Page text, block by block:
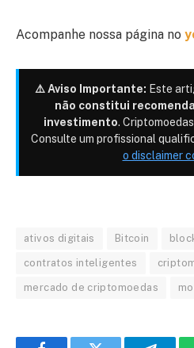
Acompanhe nossa página no
⚠️ Aviso Importante: Este
não constitui
investimento.
Consulte um profissional
o disclaimer
ativos digitais Bitcoin
contratos inteligentes
mercado de criptomoedas